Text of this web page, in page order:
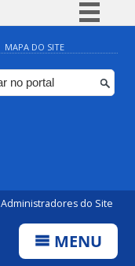
Simplifique!
Comunica BR
Participe
MAPA DO SITE
Administradores do Site
MENU